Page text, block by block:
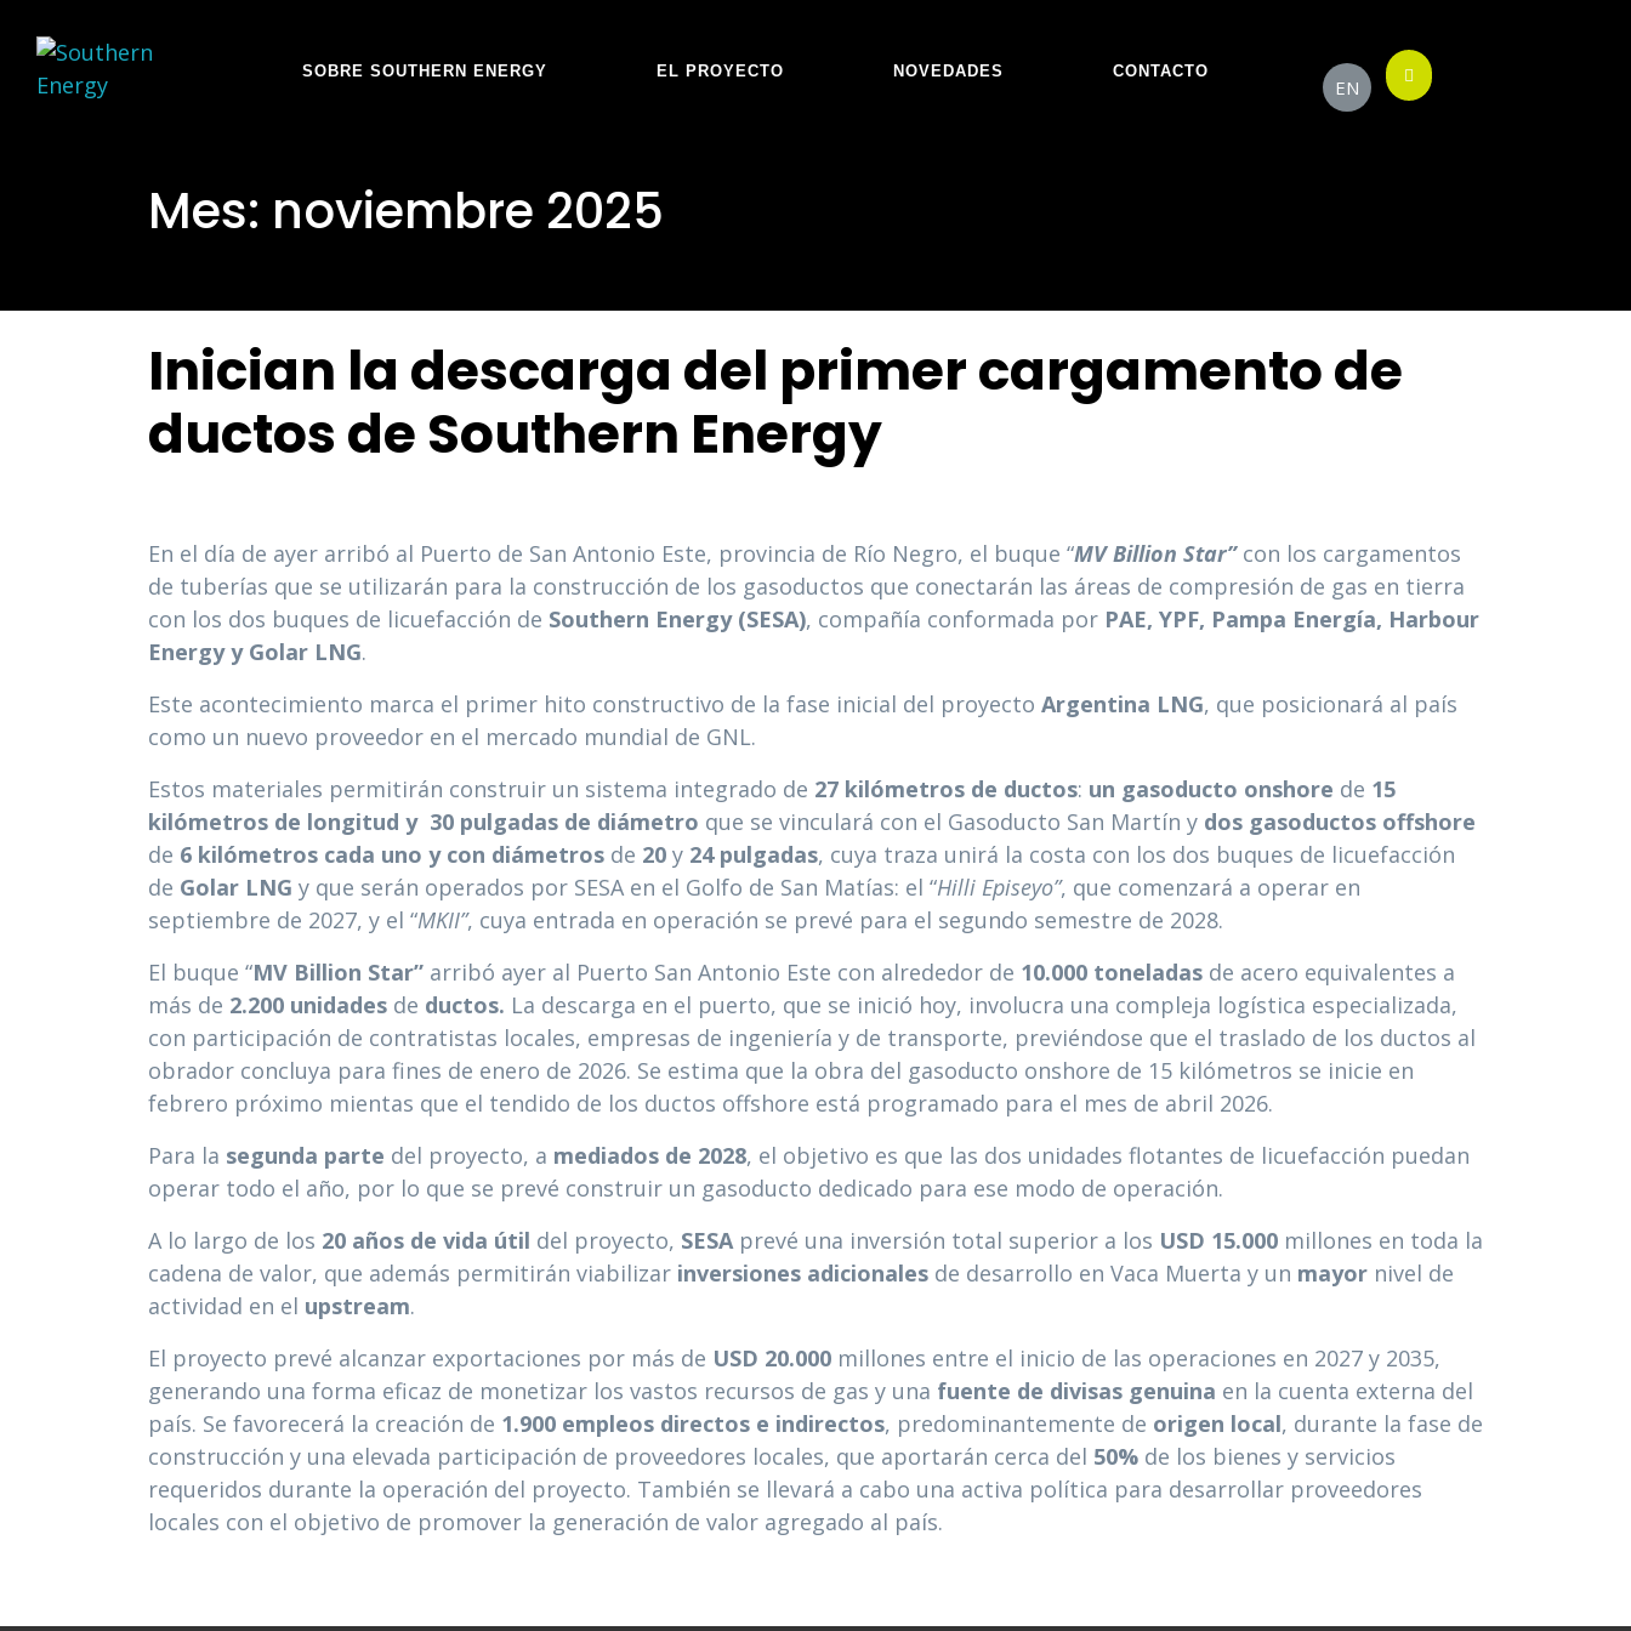
SOBRE SOUTHERN ENERGY EL PROYECTO NOVEDADES CONTACTO
EN
Mes: noviembre 2025
Inician la descarga del primer cargamento de
ductos de Southern Energy
En el día de ayer arribó al Puerto de San Antonio Este, provincia de Río Negro, el buque “MV Billion Star”con los cargamentos
de tuberías que se utilizarán para la construcción de los gasoductos que conectarán las áreas de compresión de gas en tierra
con los dos buques de licuefacción de Southern Energy (SESA), compañía conformada por PAE, YPF, Pampa Energía, Harbour
Energy y Golar LNG.
Este acontecimiento marca el primer hito constructivo de la fase inicial del proyecto Argentina LNG, que posicionará al país
como un nuevo proveedor en el mercado mundial de GNL.
Estos materiales permitirán construir un sistema integrado de 27 kilómetros de ductos: un gasoducto onshore de 15
kilómetros de longitud y 30 pulgadas de diámetro que se vinculará con el Gasoducto San Martín y dos gasoductos offshore
de 6 kilómetros cada uno y con diámetros de 20 y 24 pulgadas, cuya traza unirá la costa con los dos buques de licuefacción
de Golar LNG y que serán operados por SESA en el Golfo de San Matías: el “Hilli Episeyo”, que comenzará a operar en
septiembre de 2027, y el “MKII”, cuya entrada en operación se prevé para el segundo semestre de 2028.
El buque “MV Billion Star” arribó ayer al Puerto San Antonio Este con alrededor de 10.000 toneladas de acero equivalentes a
más de 2.200 unidades de ductos. La descarga en el puerto, que se inició hoy, involucra una compleja logística especializada,
con participación de contratistas locales, empresas de ingeniería y de transporte, previéndose que el traslado de los ductos al
obrador concluya para fines de enero de 2026. Se estima que la obra del gasoducto onshore de 15 kilómetros se inicie en
febrero próximo mientas que el tendido de los ductos offshore está programado para el mes de abril 2026.
Para la segunda parte del proyecto, a mediados de 2028, el objetivo es que las dos unidades flotantes de licuefacción puedan
operar todo el año, por lo que se prevé construir un gasoducto dedicado para ese modo de operación.
A lo largo de los 20 años de vida útil del proyecto, SESAprevé una inversión total superior a los USD 15.000 millones en toda la
cadena de valor, que además permitirán viabilizar inversiones adicionales de desarrollo en Vaca Muerta y un mayor nivel de
actividad en el upstream.
El proyecto prevé alcanzar exportaciones por más de USD 20.000 millones entre el inicio de las operaciones en 2027 y 2035,
generando una forma eficaz de monetizar los vastos recursos de gas y una fuente de divisas genuina en la cuenta externa del
país. Se favorecerá la creación de 1.900 empleos directos e indirectos, predominantemente de origen local, durante la fase de
construcción y una elevada participación de proveedores locales, que aportarán cerca del 50% de los bienes y servicios
requeridos durante la operación del proyecto. También se llevará a cabo una activa política para desarrollar proveedores
locales con el objetivo de promover la generación de valor agregado al país.